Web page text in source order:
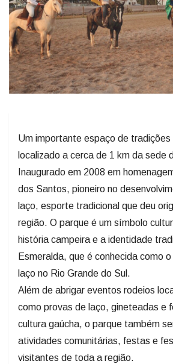
Um importante espaço de tradições
localizado a cerca de 1 km da sede
Inaugurado em 2008 em
dos Santos, pioneiro no
laço, esporte tradicional que deu
região. O parque é um símbolo
história campeira e a identidade
Esmeralda, que é conhecida como
laço no Rio Grande do Sul.
Além de abrigar eventos rodeios
como provas de laço, gineteadas e
cultura gaúcha, o parque também
atividades comunitárias, festas e
visitantes de toda a região.